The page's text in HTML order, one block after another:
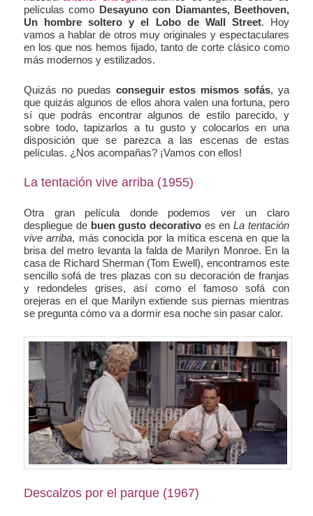
películas como Desayuno con Diamantes, Beethoven,
Un hombre soltero y el Lobo de Wall Street. Hoy
vamos a hablar de otros muy originales y espectaculares
en los que nos hemos fijado, tanto de corte clásico como
más modernos y estilizados.
Quizás no puedas conseguir estos mismos sofás, ya
que quizás algunos de ellos ahora valen una fortuna, pero
sí que podrás encontrar algunos de estilo parecido, y
sobre todo, tapizarlos a tu gusto y colocarlos en una
disposición que se parezca a las escenas de estas
películas. ¿Nos acompañas? ¡Vamos con ellos!
La tentación vive arriba (1955)
Otra gran película donde podemos ver un claro
despliegue de buen gusto decorativo es enLa tentación
vive arriba, más conocida por la mítica escena en que la
brisa del metro levanta la falda de Marilyn Monroe. En la
casa de Richard Sherman (Tom Ewell), encontramos este
sencillo sofá de tres plazas con su decoración de franjas
y redondeles grises, así como el famoso sofá con
orejeras en el que Marilyn extiende sus piernas mientras
se pregunta cómo va a dormir esa noche sin pasar calor.
Descalzos por el parque (1967)